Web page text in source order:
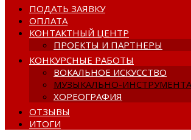
ПОДАТЬ ЗАЯВКУ
ОПЛАТА
КОНТАКТНЫЙ ЦЕНТР
ПРОЕКТЫ И ПАРТНЕРЫ
КОНКУРСНЫЕ РАБОТЫ
ВОКАЛЬНОЕ ИСКУССТВО
МУЗЫКАЛЬНО-
ХОРЕОГРАФИЯ
ОТЗЫВЫ
ИТОГИ